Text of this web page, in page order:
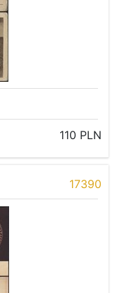
110 PLN
17390